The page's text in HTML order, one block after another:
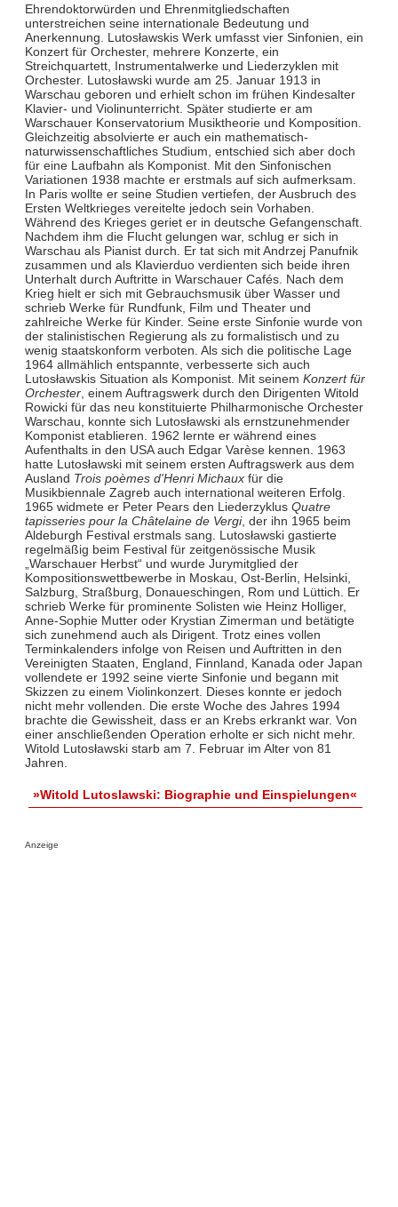
Ehrendoktorwürden und Ehrenmitgliedschaften
unterstreichen seine internationale Bedeutung und
Anerkennung. Lutosławskis Werk umfasst vier Sinfonien, ein
Konzert für Orchester, mehrere Konzerte, ein
Streichquartett, Instrumentalwerke und Liederzyklen mit
Orchester. Lutosławski wurde am 25. Januar 1913 in
Warschau geboren und erhielt schon im frühen Kindesalter
Klavier- und Violinunterricht. Später studierte er am
Warschauer Konservatorium Musiktheorie und Komposition.
Gleichzeitig absolvierte er auch ein mathematisch-
naturwissenschaftliches Studium, entschied sich aber doch
für eine Laufbahn als Komponist. Mit den Sinfonischen
Variationen 1938 machte er erstmals auf sich aufmerksam.
In Paris wollte er seine Studien vertiefen, der Ausbruch des
Ersten Weltkrieges vereitelte jedoch sein Vorhaben.
Während des Krieges geriet er in deutsche Gefangenschaft.
Nachdem ihm die Flucht gelungen war, schlug er sich in
Warschau als Pianist durch. Er tat sich mit Andrzej Panufnik
zusammen und als Klavierduo verdienten sich beide ihren
Unterhalt durch Auftritte in Warschauer Cafés. Nach dem
Krieg hielt er sich mit Gebrauchsmusik über Wasser und
schrieb Werke für Rundfunk, Film und Theater und
zahlreiche Werke für Kinder. Seine erste Sinfonie wurde von
der stalinistischen Regierung als zu formalistisch und zu
wenig staatskonform verboten. Als sich die politische Lage
1964 allmählich entspannte, verbesserte sich auch
Lutosławskis Situation als Komponist. Mit seinem Konzert für
Orchester, einem Auftragswerk durch den Dirigenten Witold
Rowicki für das neu konstituierte Philharmonische Orchester
Warschau, konnte sich Lutosławski als ernstzunehmender
Komponist etablieren. 1962 lernte er während eines
Aufenthalts in den USA auch Edgar Varèse kennen. 1963
hatte Lutosławski mit seinem ersten Auftragswerk aus dem
Ausland Trois poèmes d'Henri Michauxfür die
Musikbiennale Zagreb auch international weiteren Erfolg.
1965 widmete er Peter Pears den Liederzyklus Quatre
tapisseries pour la Châtelaine de Vergi, der ihn 1965 beim
Aldeburgh Festival erstmals sang. Lutosławski gastierte
regelmäßig beim Festival für zeitgenössische Musik
„Warschauer Herbst“ und wurde Jurymitglied der
Kompositionswettbewerbe in Moskau, Ost-Berlin, Helsinki,
Salzburg, Straßburg, Donaueschingen, Rom und Lüttich. Er
schrieb Werke für prominente Solisten wie Heinz Holliger,
Anne-Sophie Mutter oder Krystian Zimerman und betätigte
sich zunehmend auch als Dirigent. Trotz eines vollen
Terminkalenders infolge von Reisen und Auftritten in den
Vereinigten Staaten, England, Finnland, Kanada oder Japan
vollendete er 1992 seine vierte Sinfonie und begann mit
Skizzen zu einem Violinkonzert. Dieses konnte er jedoch
nicht mehr vollenden. Die erste Woche des Jahres 1994
brachte die Gewissheit, dass er an Krebs erkrankt war. Von
einer anschließenden Operation erholte er sich nicht mehr.
Witold Lutosławski starb am 7. Februar im Alter von 81
Jahren.
»Witold Lutoslawski: Biographie und Einspielungen«
Anzeige